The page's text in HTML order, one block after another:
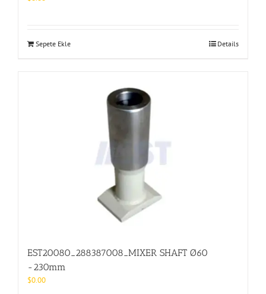
Sepete Ekle Details
EST20080_288387008_MIXER SHAFT Ø60
-230mm
$0.00